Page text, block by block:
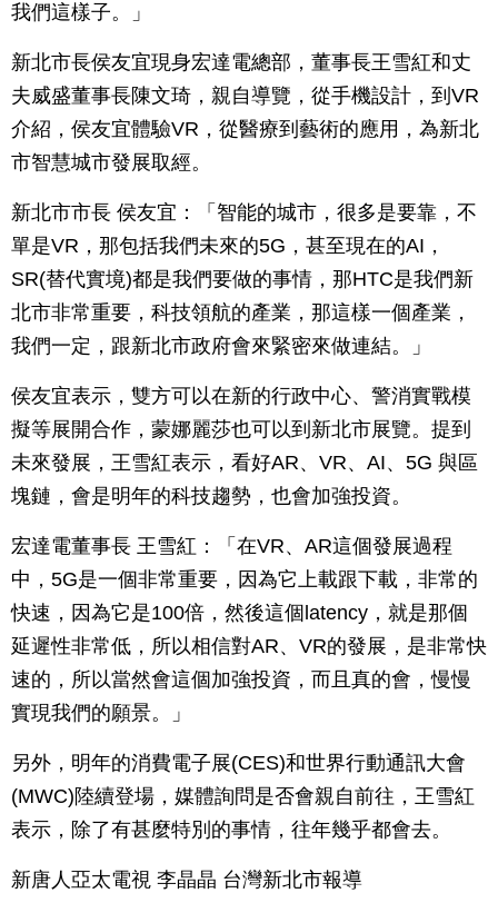
我們這樣子。」
新北市長侯友宜現身宏達電總部，董事長王雪紅和丈
夫威盛董事長陳文琦，親自導覽，從手機設計，到VR
介紹，侯友宜體驗VR，從醫療到藝術的應用，為新北
市智慧城市發展取經。
新北市市長 侯友宜：「智能的城市，很多是要靠，不
單是VR，那包括我們未來的5G，甚至現在的AI，
SR(替代實境)都是我們要做的事情，那HTC是我們新
北市非常重要，科技領航的產業，那這樣一個產業，
我們一定，跟新北市政府會來緊密來做連結。」
侯友宜表示，雙方可以在新的行政中心、警消實戰模
擬等展開合作，蒙娜麗莎也可以到新北市展覽。提到
未來發展，王雪紅表示，看好AR、VR、AI、5G 與區
塊鏈，會是明年的科技趨勢，也會加強投資。
宏達電董事長 王雪紅：「在VR、AR這個發展過程
中，5G是一個非常重要，因為它上載跟下載，非常的
快速，因為它是100倍，然後這個latency，就是那個
延遲性非常低，所以相信對AR、VR的發展，是非常快
速的，所以當然會這個加強投資，而且真的會，慢慢
實現我們的願景。」
另外，明年的消費電子展(CES)和世界行動通訊大會
(MWC)陸續登場，媒體詢問是否會親自前往，王雪紅
表示，除了有甚麼特別的事情，往年幾乎都會去。
新唐人亞太電視 李晶晶 台灣新北市報導